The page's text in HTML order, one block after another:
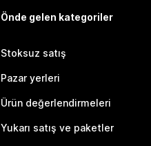
Önde gelen kategoriler
Stoksuz satış
Pazar yerleri
Ürün değerlendirmeleri
Yukarı satış ve paketler